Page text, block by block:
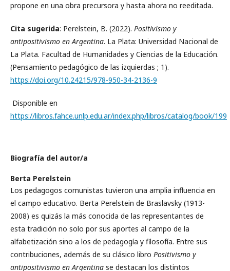
propone en una obra precursora y hasta ahora no reeditada.
Cita sugerida: Perelstein, B. (2022). Positivismo y
antipositivismo en Argentina. La Plata: Universidad Nacional de
La Plata. Facultad de Humanidades y Ciencias de la Educación.
(Pensamiento pedagógico de las izquierdas ; 1).
https://doi.org/10.24215/978-950-34-2136-9
Disponible en
https://libros.fahce.unlp.edu.ar/index.php/libros/catalog/book/199
Biografía del autor/a
Berta Perelstein
Los pedagogos comunistas tuvieron una amplia influencia en
el campo educativo. Berta Perelstein de Braslavsky (1913-
2008) es quizás la más conocida de las representantes de
esta tradición no solo por sus aportes al campo de la
alfabetización sino a los de pedagogía y filosofía. Entre sus
contribuciones, además de su clásico libro Positivismo y
antipositivismo en Argentina se destacan los distintos